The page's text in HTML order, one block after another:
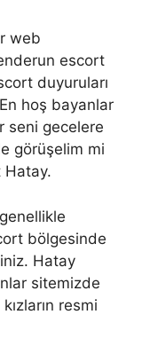
web
escort
duyuruları
hoş bayanlar
seni gecelere
görüşelim mi
Hatay.
bölgesinde
Hatay
sitemizde
resmi